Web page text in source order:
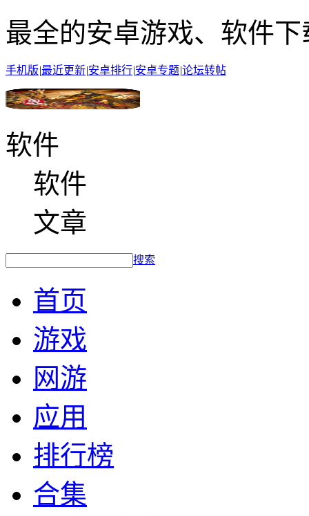
最全的安卓游戏、软件下
手机版|最近更新|安卓排行|安卓专题|论坛转帖
软件
软件
文章
搜索
首页
游戏
网游
应用
排行榜
合集